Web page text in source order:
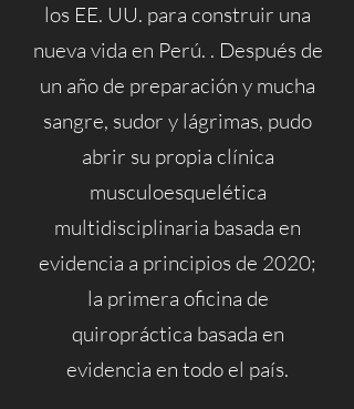
los EE. UU. para construir una
nueva vida en Perú. . Después de
un año de preparación y mucha
sangre, sudor y lágrimas, pudo
abrir su propia clínica
musculoesquelética
multidisciplinaria basada en
evidencia a principios de 2020;
la primera oficina de
quiropráctica basada en
evidencia en todo el país.